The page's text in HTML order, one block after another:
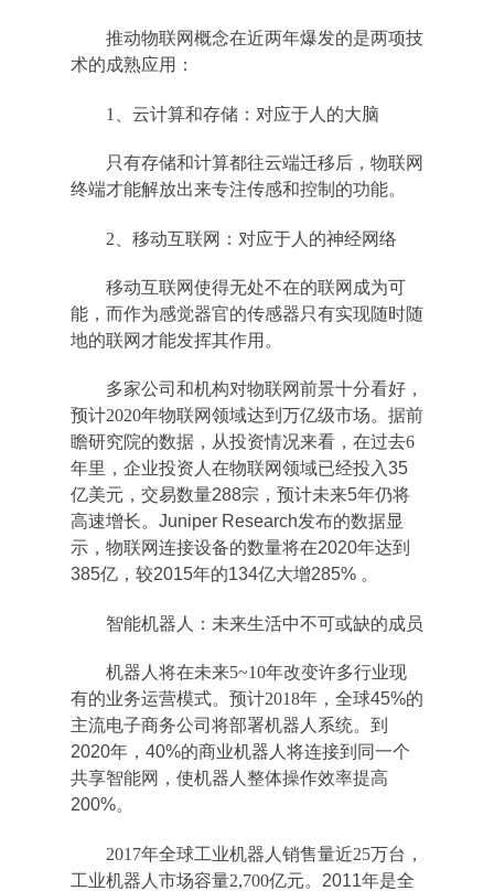
推动物联网概念在近两年爆发的是两项技
术的成熟应用：
1、云计算和存储：对应于人的大脑
只有存储和计算都往云端迁移后，物联网
终端才能解放出来专注传感和控制的功能。
2、移动互联网：对应于人的神经网络
移动互联网使得无处不在的联网成为可
能，而作为感觉器官的传感器只有实现随时随
地的联网才能发挥其作用。
多家公司和机构对物联网前景十分看好，
预计2020年物联网领域达到万亿级市场。据前
瞻研究院的数据，从投资情况来看，在过去6
年里，企业投资人在物联网领域已经投入35
亿美元，交易数量288宗，预计未来5年仍将
高速增长。Juniper Research发布的数据显
示，物联网连接设备的数量将在2020年达到
385亿，较2015年的134亿大增285% 。
智能机器人：未来生活中不可或缺的成员
机器人将在未来5~10年改变许多行业现
有的业务运营模式。预计2018年，全球45%的
主流电子商务公司将部署机器人系统。到
2020年，40%的商业机器人将连接到同一个
共享智能网，使机器人整体操作效率提高
200%。
2017年全球工业机器人销售量近25万台，
工业机器人市场容量2,700亿元。2011年是全